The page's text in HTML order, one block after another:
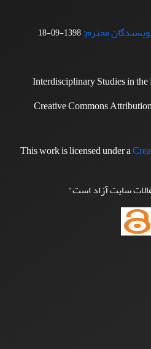
محترم:1398-09-18
Interdisciplinary Studies in
Creative Commons
This work is licensed under a
سایت آزاد است"